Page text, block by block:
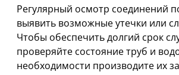
Регулярный осмотр соединений
выявить возможные утечки или
Чтобы обеспечить долгий срок
проверяйте состояние труб и
необходимости производите их